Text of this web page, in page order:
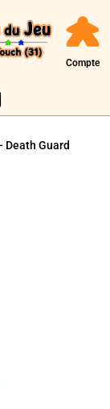
Compte
Death Guard